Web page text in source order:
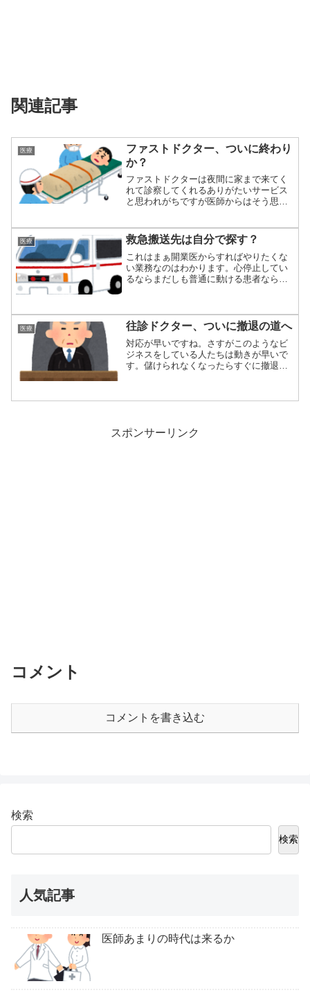
関連記事
医療
ファストドクター、ついに終わり
か？
ファストドクターは夜間に家まで来てく
れて診察してくれるありがたいサービス
と思われがちですが医師からはそう思わ
医療 救急搬送先は自分で探す？
これはまぁ開業医からすればやりたくな
い業務なのはわかります。心停止してい
るならまだしも普通に動ける患者なら、
医療 往診ドクター、ついに撤退の道へ
対応が早いですね。さすがこのようなビ
ジネスをしている人たちは動きが早いで
す。儲けられなくなったらすぐに撤退。
スポンサーリンク
コメント
コメントを書き込む
検索
検索
人気記事
医師あまりの時代は来るか